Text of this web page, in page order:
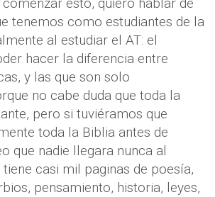
esto, quiero hablar de
tenemos como estudiantes de la
al estudiar el AT: el
hacer la diferencia entre
y las que son solo
no cabe duda que toda la
pero si tuviéramos que
toda la Biblia antes de
que nadie llegara nunca al
casi mil paginas de poesía,
pensamiento, historia, leyes,